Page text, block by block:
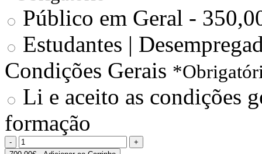
Público em Geral -
Estudantes |
Condições Gerais
Li e aceito as condições
formação